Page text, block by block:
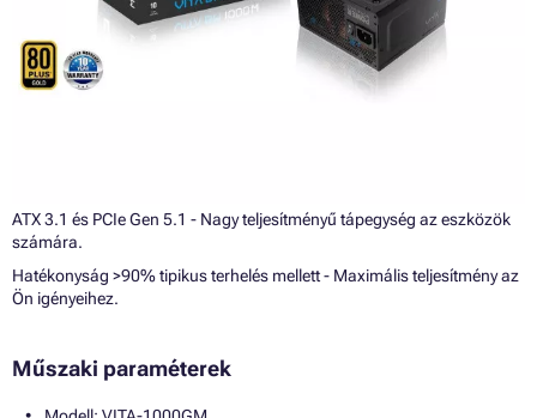
ATX 3.1 és PCIe Gen 5.1 - Nagy teljesítményű tápegység az eszközök
számára.
Hatékonyság >90% tipikus terhelés mellett - Maximális teljesítmény az
Ön igényeihez.
Műszaki paraméterek